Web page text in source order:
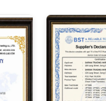
XEM CHI TIẾT